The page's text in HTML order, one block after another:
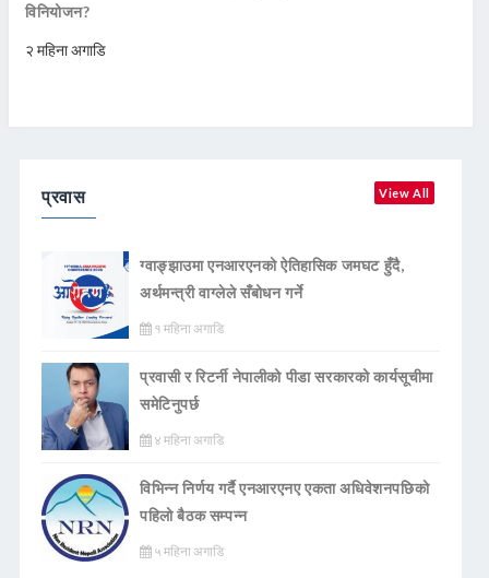
विनियोजन?
२ महिना अगाडि
प्रवास View All
ग्वाङ्झाउमा एनआरएनको ऐतिहासिक जमघट हुँदै,
अर्थमन्त्री वाग्लेले सँबोधन गर्ने
१ महिना अगाडि
प्रवासी र रिटर्नी नेपालीको पीडा सरकारको कार्यसूचीमा
समेटिनुपर्छ
४ महिना अगाडि
विभिन्न निर्णय गर्दै एनआरएनए एकता अधिवेशनपछिको
पहिलो बैठक सम्पन्न
५ महिना अगाडि